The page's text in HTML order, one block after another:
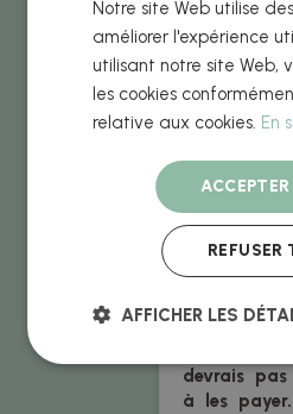
taxes ?
J’ai besoin
commande
plus rapide
aperçu ?
Je
voir les
devrais
à les payer.
Notre site Web utilise
améliorer l'expérience
utilisant notre site Web,
les cookies
relative aux cookies. En
REFUSER
AFFICHER LES